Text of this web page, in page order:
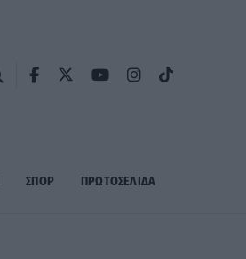
ΣΠΟΡ ΠΡΩΤΟΣΈΛΙΔΑ